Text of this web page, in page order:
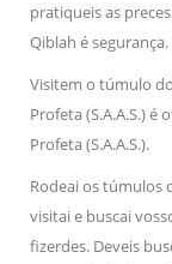
pratiqueis as
Qiblah é segurança.
Visitem o túmulo
Profeta (S.A.A.S.) é
Profeta (S.A.A.S.).
Rodeai os túmulos
visitai e buscai
fizerdes. Deveis